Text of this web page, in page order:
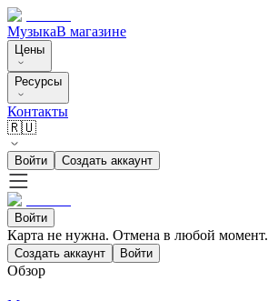
МузыкаВ магазине
Цены
Ресурсы
Контакты
🇷🇺
Войти Создать аккаунт
Войти
Карта не нужна. Отмена в любой момент.
Создать аккаунт Войти
Обзор